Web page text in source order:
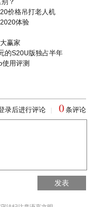
价格吊打老人机
体验
赢家
的S20U版独占半年
用评测
录后进行评论 0 条评论
发表